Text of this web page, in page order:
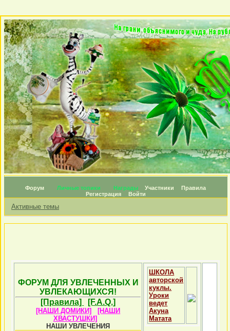
Форум Личные топики Награды Участники
Правила
Регистрация
Войти
Активные темы
ФОРУМ ДЛЯ УВЛЕЧЕННЫХ И
УВЛЕКАЮЩИХСЯ!
[Правила]
[F.A.Q.]
[НАШИ ДОМИКИ]
[НАШИ
ХВАСТУШКИ]
НАШИ УВЛЕЧЕНИЯ
ШКОЛА
авторской
куклы.
Уроки
ведет
Акуна
Матата